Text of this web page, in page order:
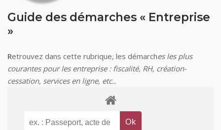
Guide des démarches « Entreprise
»
Retrouvez dans cette rubrique, les démarches les plus
courantes pour les entreprise : fiscalité, RH, création-
cessation, services en ligne, etc..